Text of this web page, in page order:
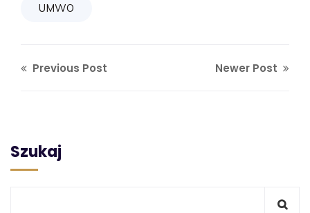
UMWO
Previous Post Newer Post
Szukaj